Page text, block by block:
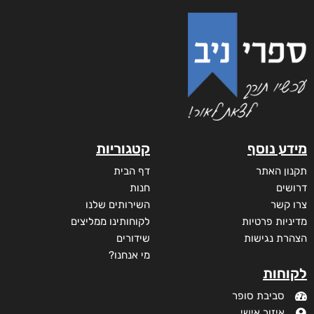
מידע נוסף
תקנון האתר
דרושים
צרו קשר
מדיניות פרטיות
הצהרת נגישות
לקוחות
סביבת סופר
קטגוריות
דף הבית
חנות
השירותים שלנו
לקוחותינו ממליצים
שידורים
מי אנחנו?